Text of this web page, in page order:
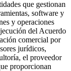
que gestionan
software y
y operaciones
del Acuerdo
comercial por
jurídicos,
el proveedor
proporcionan